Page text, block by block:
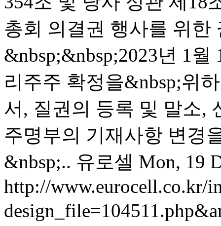
총회 의결권 행사를 위한
&nbsp;&nbsp;2023년 1
리주주 확정을&nbsp;위
서, 질권의 등록 및 말소,
주명부의 기재사항 변경
&nbsp;.. 유로셀 Mon, 19
http://www.eurocell.co.kr/